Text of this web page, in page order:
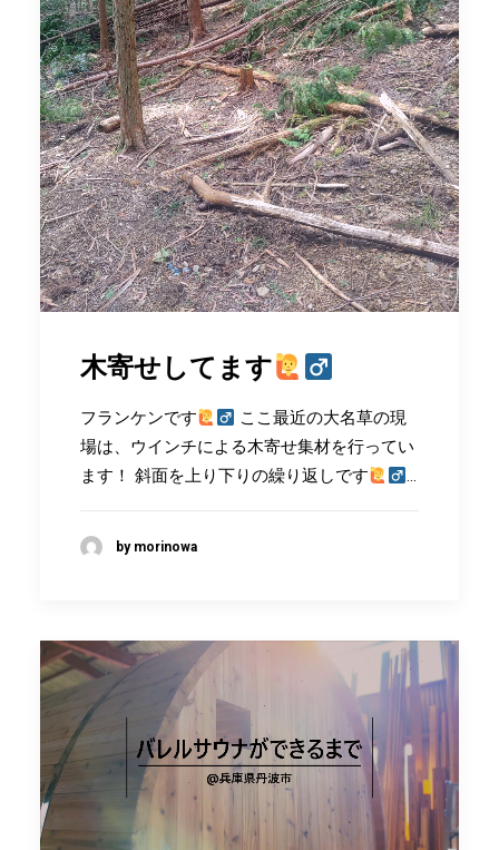
木寄せしてます
フランケンです
ここ最近の大名草の現
場は、ウインチによる木寄せ集材を行ってい
ます！ 斜面を上り下りの繰り返しです
…
by morinowa